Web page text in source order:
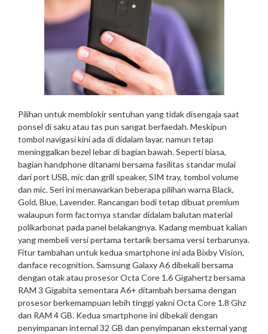
Pilihan untuk memblokir sentuhan yang tidak disengaja saat
ponsel di saku atau tas pun sangat berfaedah. Meskipun
tombol navigasi kini ada di didalam layar, namun tetap
meninggalkan bezel lebar di bagian bawah. Seperti biasa,
bagian handphone ditanami bersama fasilitas standar mulai
dari port USB, mic dan grill speaker, SIM tray, tombol volume
dan mic. Seri ini menawarkan beberapa pilihan warna Black,
Gold, Blue, Lavender. Rancangan bodi tetap dibuat premium
walaupun form factornya standar didalam balutan material
polikarbonat pada panel belakangnya. Kadang membuat kalian
yang membeli versi pertama tertarik bersama versi terbarunya.
Fitur tambahan untuk kedua smartphone ini ada Bixby Vision,
danface recognition. Samsung Galaxy A6 dibekali bersama
dengan otak atau prosesor Octa Core 1.6 Gigahertz bersama
RAM 3 Gigabita sementara A6+ ditambah bersama dengan
prosesor berkemampuan lebih tinggi yakni Octa Core 1.8 Ghz
dan RAM 4 GB. Kedua smartphone ini dibekali dengan
penyimpanan internal 32 GB dan penyimpanan eksternal yang